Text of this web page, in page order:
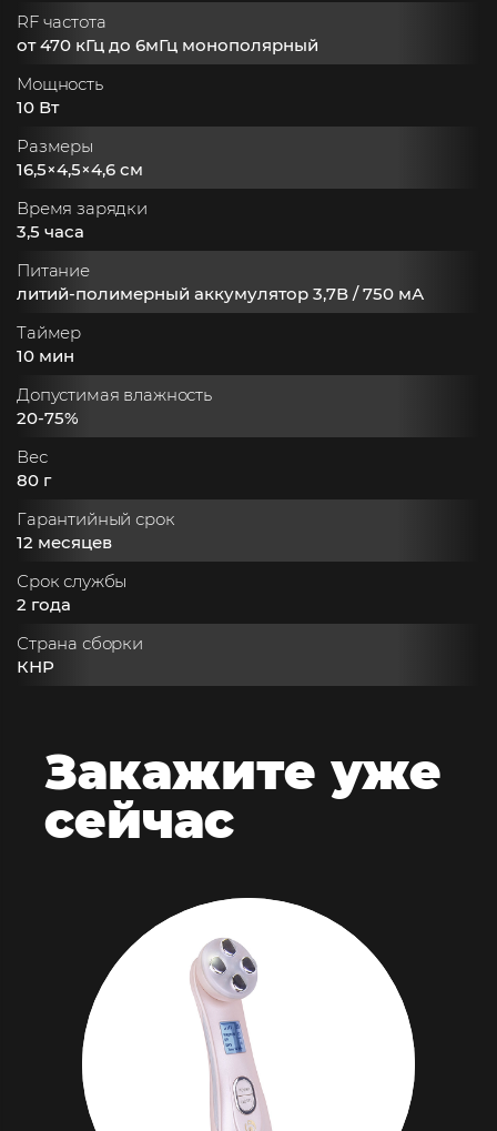
RF частота
от 470 кГц до 6мГц монополярный
Мощность
10 Вт
Размеры
16,5×4,5×4,6 см
Время зарядки
3,5 часа
Питание
литий-полимерный аккумулятор 3,7В / 750 мА
Таймер
10 мин
Допустимая влажность
20-75%
Вес
80 г
Гарантийный срок
12 месяцев
Срок службы
2 года
Страна сборки
КНР
Закажите уже
сейчас